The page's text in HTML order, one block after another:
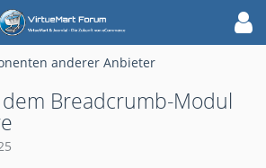
anderer Anbieter
Breadcrumb-Modul